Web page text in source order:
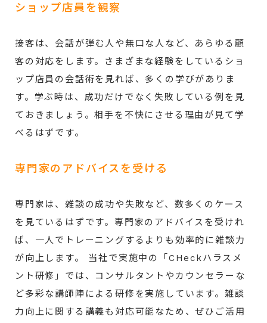
ショップ店員を観察
接客は、会話が弾む人や無口な人など、あらゆる顧
客の対応をします。さまざまな経験をしているショ
ップ店員の会話術を見れば、多くの学びがありま
す。学ぶ時は、成功だけでなく失敗している例を見
ておきましょう。相手を不快にさせる理由が見て学
べるはずです。
専門家のアドバイスを受ける
専門家は、雑談の成功や失敗など、数多くのケース
を見ているはずです。専門家のアドバイスを受けれ
ば、一人でトレーニングするよりも効率的に雑談力
が向上します。 当社で実施中の「CHeckハラスメ
ント研修」では、コンサルタントやカウンセラーな
ど多彩な講師陣による研修を実施しています。雑談
力向上に関する講義も対応可能なため、ぜひご活用